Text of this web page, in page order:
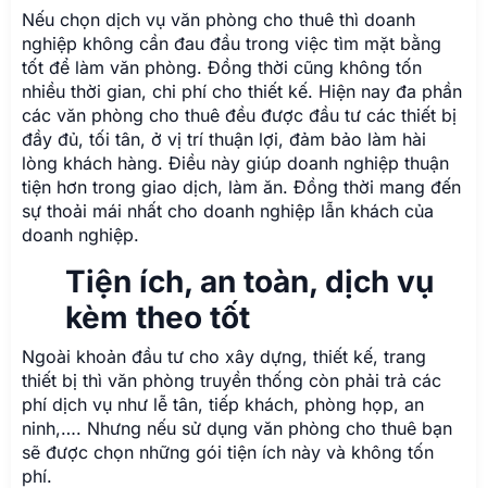
Nếu chọn dịch vụ văn phòng cho thuê thì doanh
nghiệp không cần đau đầu trong việc tìm mặt bằng
tốt để làm văn phòng. Đồng thời cũng không tốn
nhiều thời gian, chi phí cho thiết kế. Hiện nay đa phần
các văn phòng cho thuê đều được đầu tư các thiết bị
đầy đủ, tối tân, ở vị trí thuận lợi, đảm bảo làm hài
lòng khách hàng. Điều này giúp doanh nghiệp thuận
tiện hơn trong giao dịch, làm ăn. Đồng thời mang đến
sự thoải mái nhất cho doanh nghiệp lẫn khách của
doanh nghiệp.
Tiện ích, an toàn, dịch vụ
kèm theo tốt
Ngoài khoản đầu tư cho xây dựng, thiết kế, trang
thiết bị thì văn phòng truyền thống còn phải trả các
phí dịch vụ như lễ tân, tiếp khách, phòng họp, an
ninh,…. Nhưng nếu sử dụng văn phòng cho thuê bạn
sẽ được chọn những gói tiện ích này và không tốn
phí.